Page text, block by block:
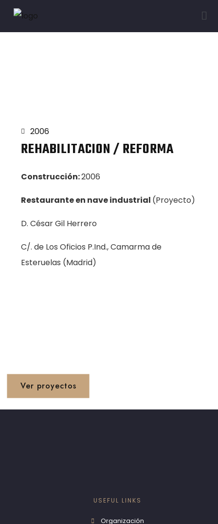
2006
REHABILITACION / REFORMA
Construcción:2006
Restaurante en nave industrial (Proyecto)
D. César Gil Herrero
C/. de Los Oficios P.Ind., Camarma de
Esteruelas (Madrid)
Ver proyectos
USEFUL LINKS
Organización